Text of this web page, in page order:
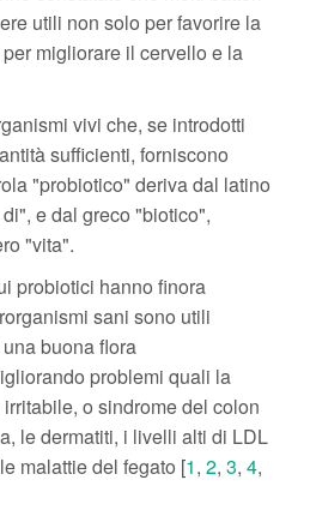
utili non solo per favorire la
migliorare il cervello e la
vivi che, se introdotti
sufficienti, forniscono
"probiotico" deriva dal latino
e dal greco "biotico",
"vita".
probiotici hanno finora
sani sono utili
buona flora
problemi quali la
o sindrome del colon
le dermatiti, i livelli alti di LDL
malattie del fegato [1, 2, 3, 4,